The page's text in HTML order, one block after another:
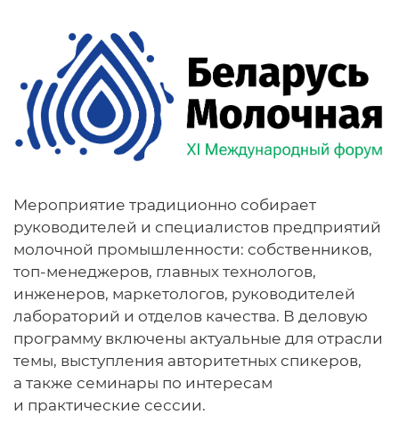
Мероприятие традиционно собирает
руководителей и специалистов предприятий
молочной промышленности: собственников,
топ-менеджеров, главных технологов,
инженеров, маркетологов, руководителей
лабораторий и отделов качества. В деловую
программу включены актуальные для отрасли
темы, выступления авторитетных спикеров,
а также семинары по интересам
и практические сессии.